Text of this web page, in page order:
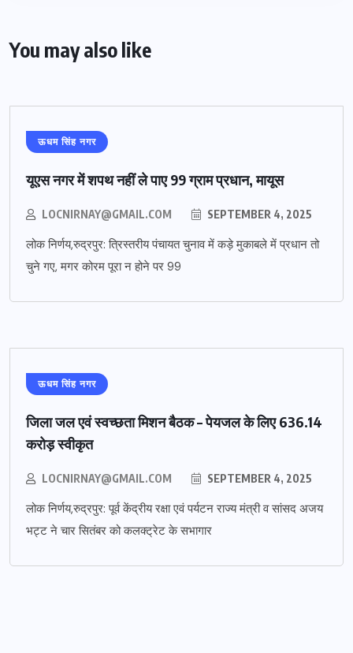
You may also like
ऊधम सिंह नगर
यूएस नगर में शपथ नहीं ले पाए 99 ग्राम प्रधान, मायूस
LOCNIRNAY@GMAIL.COM SEPTEMBER 4, 2025
लोक निर्णय,रुद्रपुर: त्रिस्तरीय पंचायत चुनाव में कड़े मुकाबले में प्रधान तो
चुने गए, मगर कोरम पूरा न होने पर 99
ऊधम सिंह नगर
जिला जल एवं स्वच्छता मिशन बैठक – पेयजल के लिए 636.14
करोड़ स्वीकृत
LOCNIRNAY@GMAIL.COM SEPTEMBER 4, 2025
लोक निर्णय,रुद्रपुर: पूर्व केंद्रीय रक्षा एवं पर्यटन राज्य मंत्री व सांसद अजय
भट्ट ने चार सितंबर को कलक्ट्रेट के सभागार